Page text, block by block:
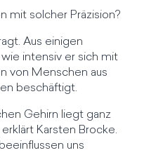
mit solcher Präzision?
Aus einigen
intensiv er sich mit
von Menschen aus
beschäftigt.
Gehirn liegt ganz
Karsten Brocke.
uns